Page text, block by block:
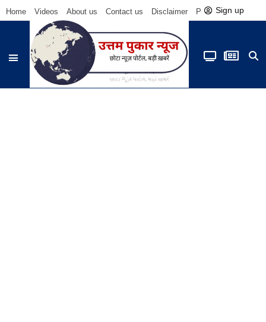
Home Videos About us Contact us Disclaimer Privacy Policy
Sign up